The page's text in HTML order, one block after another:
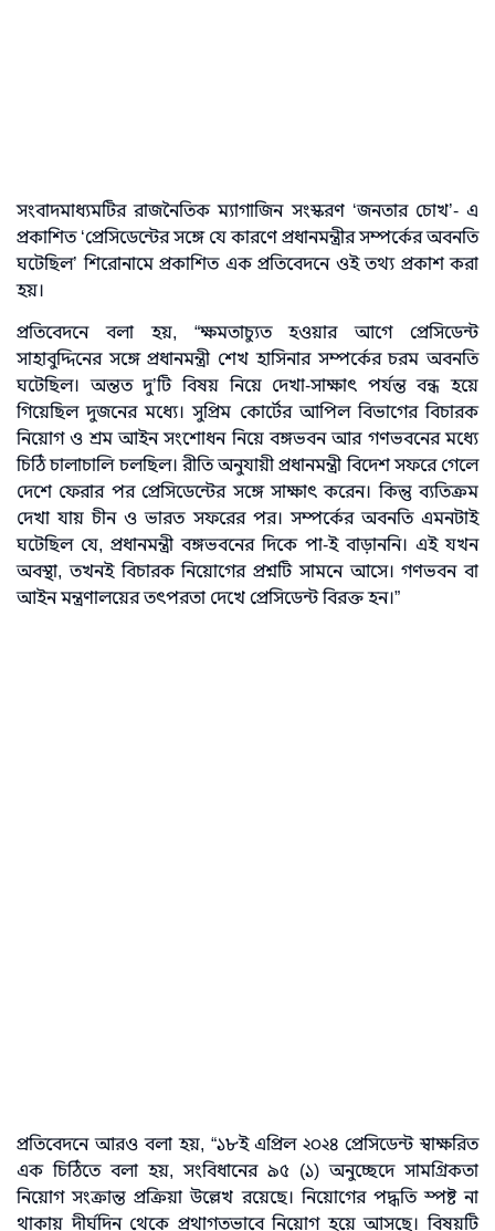
সংবাদমাধ্যমটির রাজনৈতিক ম্যাগাজিন সংস্করণ ‘জনতার চোখ’- এ
প্রকাশিত ‘প্রেসিডেন্টের সঙ্গে যে কারণে প্রধানমন্ত্রীর সম্পর্কের অবনতি
ঘটেছিল’ শিরোনামে প্রকাশিত এক প্রতিবেদনে ওই তথ্য প্রকাশ করা
হয়।
প্রতিবেদনে বলা হয়, “ক্ষমতাচ্যুত হওয়ার আগে প্রেসিডেন্ট
সাহাবুদ্দিনের সঙ্গে প্রধানমন্ত্রী শেখ হাসিনার সম্পর্কের চরম অবনতি
ঘটেছিল। অন্তত দু’টি বিষয় নিয়ে দেখা-সাক্ষাৎ পর্যন্ত বন্ধ হয়ে
গিয়েছিল দুজনের মধ্যে। সুপ্রিম কোর্টের আপিল বিভাগের বিচারক
নিয়োগ ও শ্রম আইন সংশোধন নিয়ে বঙ্গভবন আর গণভবনের মধ্যে
চিঠি চালাচালি চলছিল। রীতি অনুযায়ী প্রধানমন্ত্রী বিদেশ সফরে গেলে
দেশে ফেরার পর প্রেসিডেন্টের সঙ্গে সাক্ষাৎ করেন। কিন্তু ব্যতিক্রম
দেখা যায় চীন ও ভারত সফরের পর। সম্পর্কের অবনতি এমনটাই
ঘটেছিল যে, প্রধানমন্ত্রী বঙ্গভবনের দিকে পা-ই বাড়াননি। এই যখন
অবস্থা, তখনই বিচারক নিয়োগের প্রশ্নটি সামনে আসে। গণভবন বা
আইন মন্ত্রণালয়ের তৎপরতা দেখে প্রেসিডেন্ট বিরক্ত হন।”
প্রতিবেদনে আরও বলা হয়, “১৮ই এপ্রিল ২০২৪ প্রেসিডেন্ট স্বাক্ষরিত
এক চিঠিতে বলা হয়, সংবিধানের ৯৫ (১) অনুচ্ছেদে সামগ্রিকতা
নিয়োগ সংক্রান্ত প্রক্রিয়া উল্লেখ রয়েছে। নিয়োগের পদ্ধতি স্পষ্ট না
থাকায় দীর্ঘদিন থেকে প্রথাগতভাবে নিয়োগ হয়ে আসছে। বিষয়টি